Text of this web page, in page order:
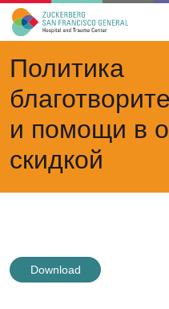
Main Navigation
Политика
и помощи в
скидкой
Download